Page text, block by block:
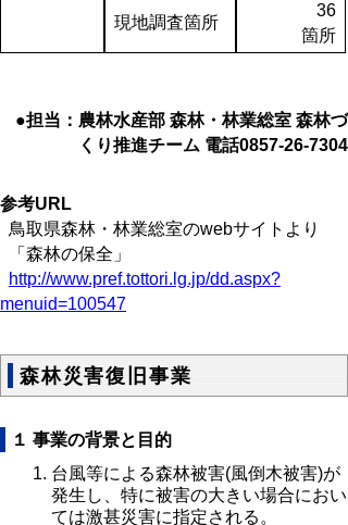
現地調査箇所
36
箇所
●担当：農林水産部 森林・林業総室 森林づ
くり推進チーム 電話0857-26-7304
参考URL
鳥取県森林・林業総室のwebサイトより
「森林の保全」
http://www.pref.tottori.lg.jp/dd.aspx?
menuid=100547
森林災害復旧事業
１ 事業の背景と目的
台風等による森林被害(風倒木被害)が
発生し、特に被害の大きい場合におい
ては激甚災害に指定される。